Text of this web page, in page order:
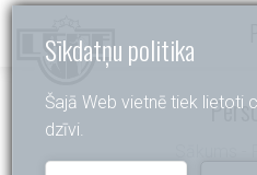
Sīkdatņu politika
Šajā Web vietnē tiek lietoti
dzīvi.